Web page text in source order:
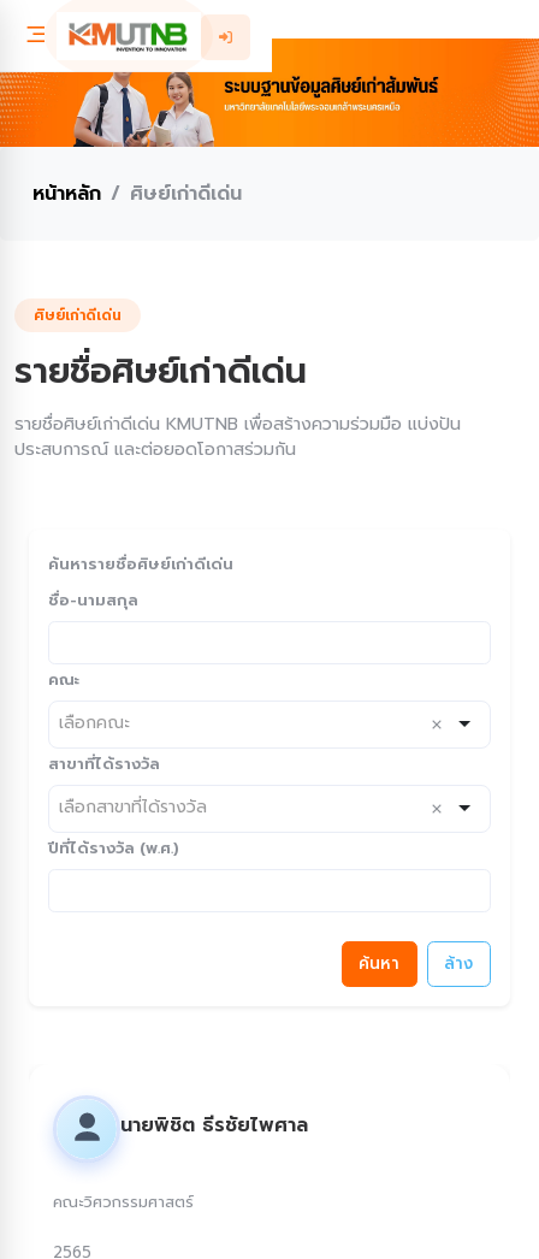
หน้าหลัก ศิษย์เก่าดีเด่น
ศิษย์เก่าดีเด่น
รายชื่อศิษย์เก่าดีเด่น
รายชื่อศิษย์เก่าดีเด่น KMUTNB เพื่อสร้างความร่วมมือ แบ่งปัน
ประสบการณ์ และต่อยอดโอกาสร่วมกัน
ค้นหารายชื่อศิษย์เก่าดีเด่น
ชื่อ-นามสกุล
คณะ
เลือกคณะ
สาขาที่ได้รางวัล
เลือกสาขาที่ได้รางวัล
ปีที่ได้รางวัล (พ.ศ.)
ค้นหา ล้าง
นายพิชิต ธีรชัยไพศาล
คณะวิศวกรรมศาสตร์
2565